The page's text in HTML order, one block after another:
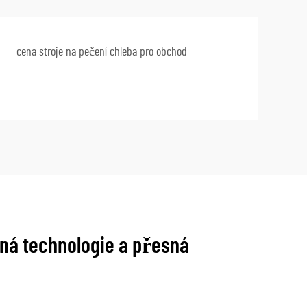
cena stroje na pečení chleba pro obchod
technologie a přesná